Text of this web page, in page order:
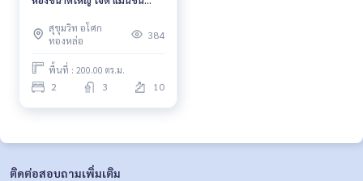
สุขุมวิท อโศก
ทองหล่อ
384
พื้นที่ : 200.00 ตร.ม.
2 3 10
ติดต่อสอบถามเพิ่มเติม